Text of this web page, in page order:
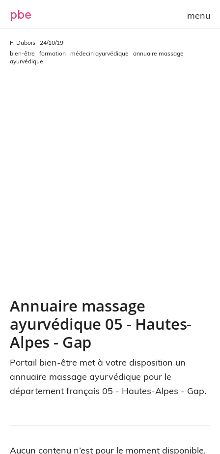
pbe
F. Dubois
24/10/19
bien-être
formation médecin ayurvédique
annuaire massage
ayurvédique
Annuaire massage
ayurvédique 05 - Hautes-
Alpes - Gap
Portail bien-être met à votre disposition un
annuaire massage ayurvédique pour le
département français 05 - Hautes-Alpes - Gap.
Aucun contenu n’est pour le moment disponible.